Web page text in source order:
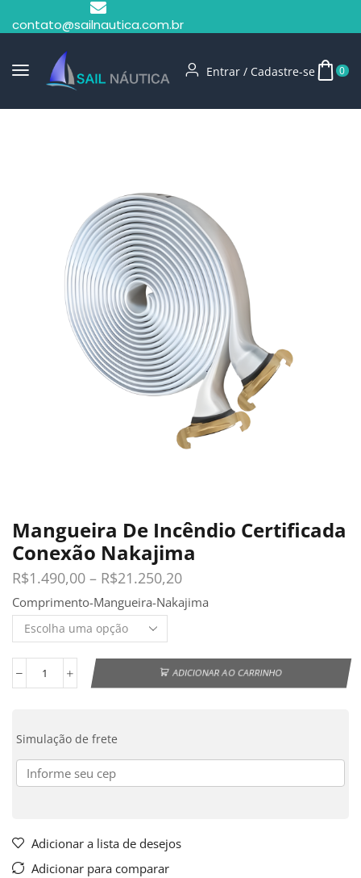
contato@sailnautica.com.br
Entrar / Cadastre-se 0
Mangueira De Incêndio Certificada
Conexão Nakajima
R$1.490,00 – R$21.250,20
Comprimento-Mangueira-Nakajima
ADICIONAR AO CARRINHO
Simulação de frete
Adicionar a lista de desejos
Adicionar para comparar